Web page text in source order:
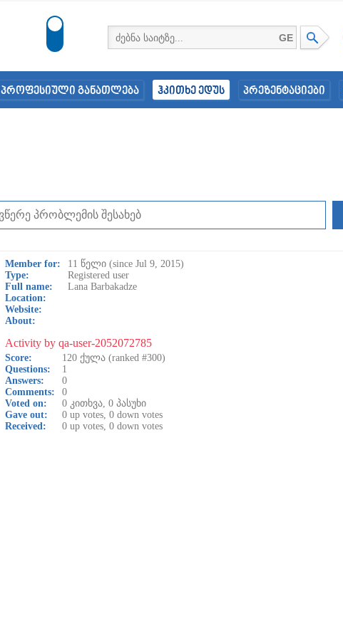
GE
პროფესიული განათლება ჰკითხე ედუს პრეზენტაციები
Member for:
11 წელი (since Jul 9, 2015)
Type:
Registered user
Full name:
Lana Barbakadze
Location:
Website:
About:
Activity by qa-user-2052072785
Score: 120 ქულა (ranked #300)
Questions:
1
Answers:
0
Comments:
0
Voted on:
0 კითხვა, 0 პასუხი
Gave out:
0 up votes, 0 down votes
Received:
0 up votes, 0 down votes